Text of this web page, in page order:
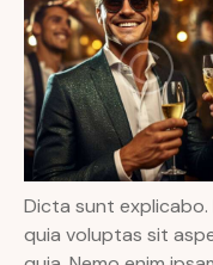
Dicta sunt
quia voluptas sit